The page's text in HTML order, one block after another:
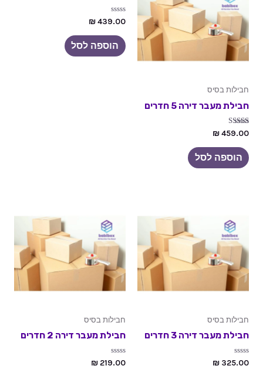
חבילות בסיס
חבילת מעבר דירה 5 חדרים
דורג
מתוך 5
₪459.00
הוספה לסל
דורג
מתוך
5
₪439.00
הוספה לסל
חבילות בסיס
חבילת מעבר דירה 3 חדרים
דורג
₪ 325.00
חבילות בסיס
חבילת מעבר דירה 2 חדרים
דורג
₪ 219.00